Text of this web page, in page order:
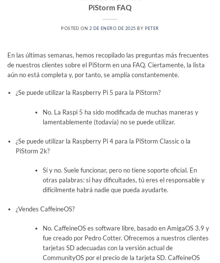
PiStorm FAQ
POSTED ON 2 DE ENERO DE 2025 BY PETER
En las últimas semanas, hemos recopilado las preguntas más frecuentes
de nuestros clientes sobre el PiStorm en una FAQ. Ciertamente, la lista
aún no está completa y, por tanto, se amplía constantemente.
¿Se puede utilizar la Raspberry Pi 5 para la PiStorm?
No. La Raspi 5 ha sido modificada de muchas maneras y
lamentablemente (todavía) no se puede utilizar.
¿Se puede utilizar la Raspberry Pi 4 para la PiStorm Classic o la
PiStorm 2k?
Sí y no. Suele funcionar, pero no tiene soporte oficial. En
otras palabras: si hay dificultades, tú eres el responsable y
difícilmente habrá nadie que pueda ayudarte.
¿Vendes CaffeineOS?
No. CaffeineOS es software libre, basado en AmigaOS 3.9 y
fue creado por Pedro Cotter. Ofrecemos a nuestros clientes
tarjetas SD adecuadas con la versión actual de
CommunityOS por el precio de la tarjeta SD. CaffeineOS